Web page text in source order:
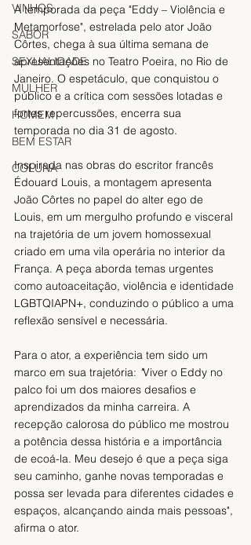
VINHOS
SABOR
SEXUALIDADE
MULHER
HOMEM
BEM ESTAR
COLUNA
A temporada da peça "Eddy – Violência e
Metamorfose", estrelada pelo ator João
Côrtes, chega à sua última semana de
apresentações no Teatro Poeira, no Rio de
Janeiro. O espetáculo, que conquistou o
público e a crítica com sessões lotadas e
fortes repercussões, encerra sua
temporada no dia 31 de agosto.
Inspirada nas obras do escritor francês
Édouard Louis, a montagem apresenta
João Côrtes no papel do alter ego de
Louis, em um mergulho profundo e visceral
na trajetória de um jovem homossexual
criado em uma vila operária no interior da
França. A peça aborda temas urgentes
como autoaceitação, violência e identidade
LGBTQIAPN+, conduzindo o público a uma
reflexão sensível e necessária.
Para o ator, a experiência tem sido um
marco em sua trajetória: "Viver o Eddy no
palco foi um dos maiores desafios e
aprendizados da minha carreira. A
recepção calorosa do público me mostrou
a potência dessa história e a importância
de ecoá-la. Meu desejo é que a peça siga
seu caminho, ganhe novas temporadas e
possa ser levada para diferentes cidades e
espaços, alcançando ainda mais pessoas",
afirma o ator.